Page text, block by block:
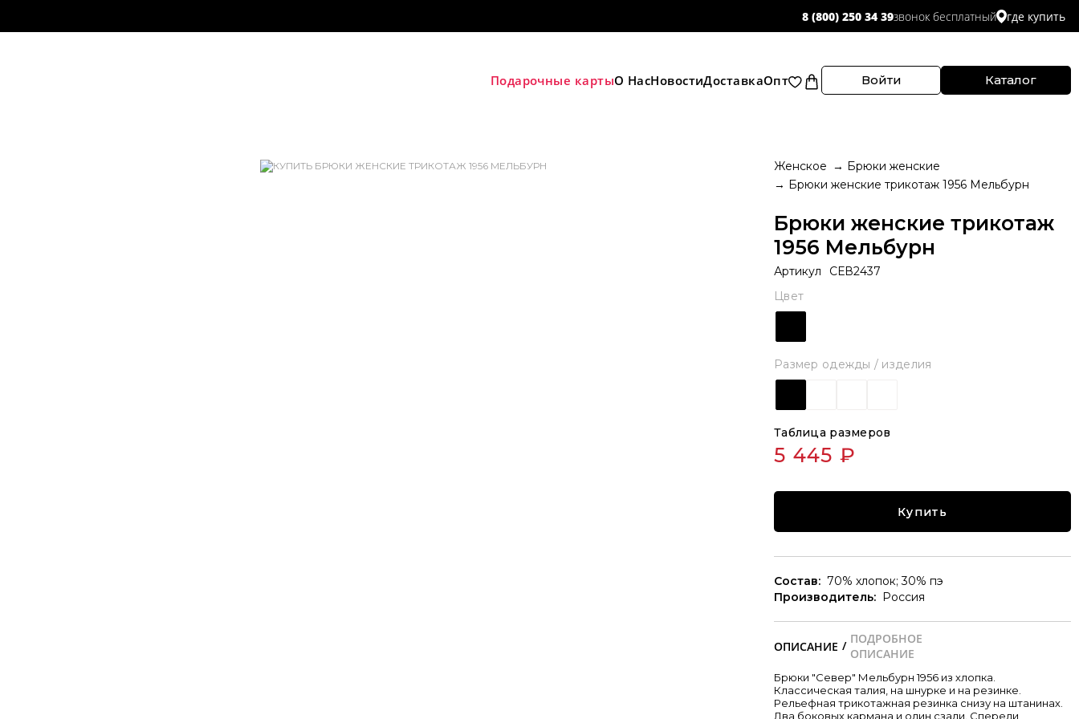
8 (800) 250 34 39звонок бесплатный где купить
Подарочные картыО НасНовостиДоставкаОпт Войти Каталог
Женское
Брюки женские
Брюки женские трикотаж 1956 Мельбурн
Брюки женские трикотаж
1956 Мельбурн
Артикул
СЕВ2437
Цвет
Размер одежды / изделия
Таблица размеров
5 445 ₽
Купить
Состав: 70% хлопок; 30% пэ
Производитель: Россия
/
Брюки "Север" Мельбурн 1956 из хлопка.
Классическая талия, на шнурке и на резинке.
Рельефная трикотажная резинка снизу на штанинах.
Два боковых кармана и один сзади. Спереди